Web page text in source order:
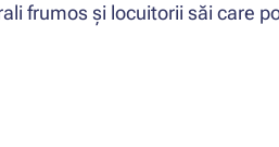
frumos și locuitorii săi care